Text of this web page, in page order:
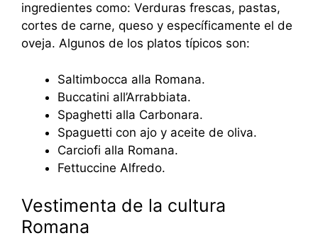
ingredientes como: Verduras frescas, pastas,
cortes de carne, queso y específicamente el de
oveja. Algunos de los platos típicos son:
Saltimbocca alla Romana.
Buccatini all’Arrabbiata.
Spaghetti alla Carbonara.
Spaguetti con ajo y aceite de oliva.
Carciofi alla Romana.
Fettuccine Alfredo.
Vestimenta de la cultura
Romana